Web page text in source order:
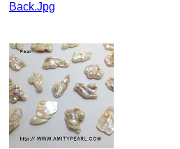
Back.jpg